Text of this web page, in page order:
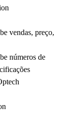
vendas, preço,
números de